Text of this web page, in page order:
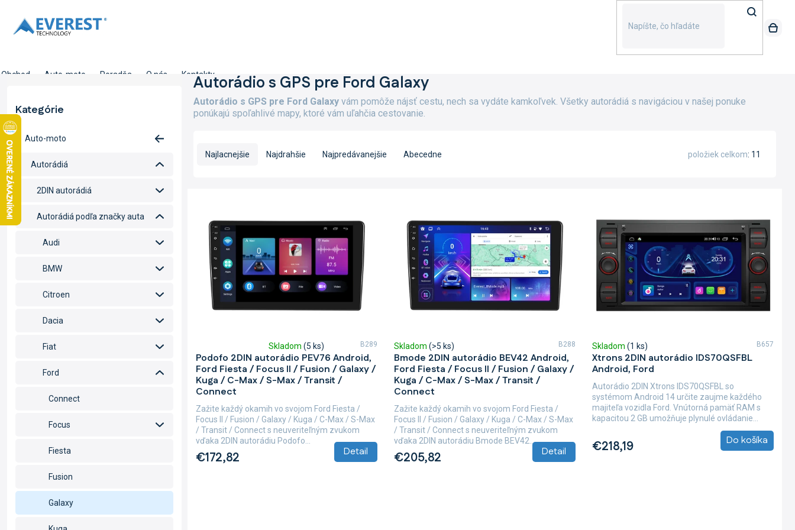
obsah
Obchod Auto-moto Poradňa O nás Kontakty
n
ý
p
a
n
e
l
Preskočiť
kategórie
Kategórie
Auto-moto
Autorádiá
2DIN autorádiá
Autorádiá podľa značky auta
Audi
BMW
Citroen
Dacia
Fiat
Ford
Connect
Focus
Fiesta
Fusion
Galaxy
Autorádio s GPS pre Ford Galaxy
Autorádio s GPS pre Ford Galaxy vám pomôže nájsť cestu, nech sa vydáte kamkoľvek. Všetky autorádiá s navigáciou v našej ponuke
ponúkajú spoľahlivé mapy, ktoré vám uľahčia cestovanie.
Najlacnejšie Najdrahšie Najpredávanejšie Abecedne 11
položiek celkom
o
v
Podofo 2DIN autorádio PEV76 Android,
Ford Fiesta / Focus II / Fusion / Galaxy /
Kuga / C-Max / S-Max / Transit /
Connect
hodnotenie
produktu
je
5,0
z
5
hviezdičiek.
Skladom (5 ks)
€172,82 Detail
Zažite každý okamih vo svojom Ford Fiesta /
Focus II / Fusion / Galaxy / Kuga / C-Max / S-Max
/ Transit / Connect s neuveriteľným zvukom
vďaka 2DIN autorádiu Podofo...
B289
Bmode 2DIN autorádio BEV42 Android,
Ford Fiesta / Focus II / Fusion / Galaxy /
Kuga / C-Max / S-Max / Transit /
Connect
Skladom (>5 ks)
€205,82 Detail
Zažite každý okamih vo svojom Ford Fiesta /
Focus II / Fusion / Galaxy / Kuga / C-Max / S-Max
/ Transit / Connect s neuveriteľným zvukom
vďaka 2DIN autorádiu Bmode BEV42....
B288
Xtrons 2DIN autorádio IDS70QSFBL
Android, Ford
Skladom (1 ks)
€218,19 Do košíka
Autorádio 2DIN Xtrons IDS70QSFBL so
systémom Android 14 určite zaujme každého
majiteľa vozidla Ford. Vnútorná pamäť RAM s
kapacitou 2 GB umožňuje plynulé ovládanie...
B657